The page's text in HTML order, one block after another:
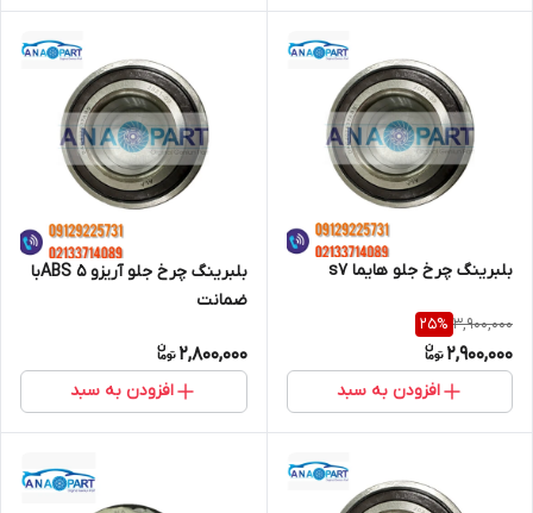
بلبرینگ چرخ جلو هایما s7
3,900,000
25%
2,900,000
افزودن به سبد
بلبرینگ چرخ جلو آریزو 5 ABSبا
ضمانت
2,800,000
افزودن به سبد